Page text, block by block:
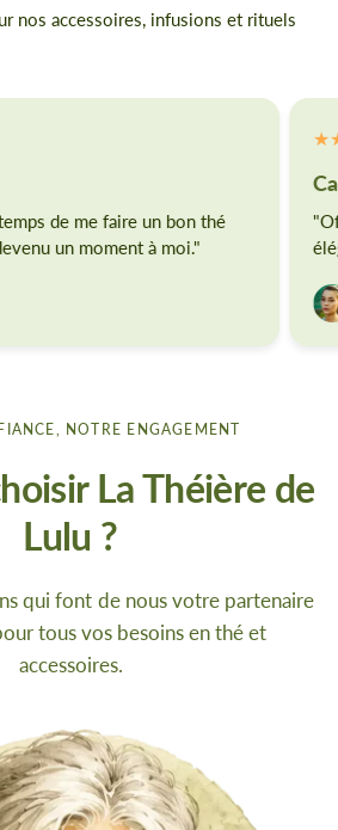
nos accessoires, infusions et rituels
de me faire un bon thé
un moment à moi."
NOTRE ENGAGEMENT
La Théière de
Lulu ?
qui font de nous votre partenaire
tous vos besoins en thé et
accessoires.